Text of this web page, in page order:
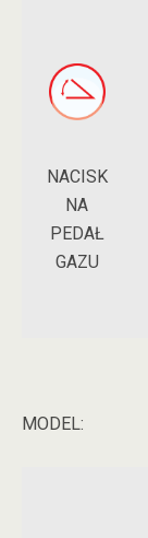
NACISK
NA
PEDAŁ
GAZU
MODEL: